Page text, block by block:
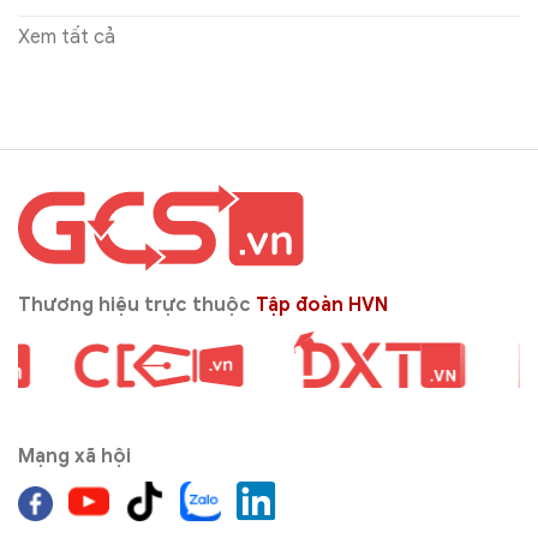
Xem tất cả
Thương hiệu trực thuộc Tập đoàn HVN
Mạng xã hội